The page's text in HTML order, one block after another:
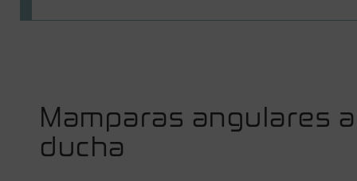
Mamparas angulares
ducha